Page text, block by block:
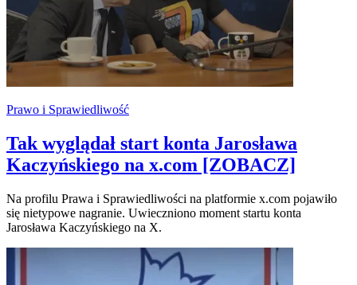
Prawo i Sprawiedliwość
Tak wyglądał start konta Jarosława
Kaczyńskiego na x.com [ZOBACZ]
Na profilu Prawa i Sprawiedliwości na platformie x.com pojawiło
się nietypowe nagranie. Uwieczniono moment startu konta
Jarosława Kaczyńskiego na X.